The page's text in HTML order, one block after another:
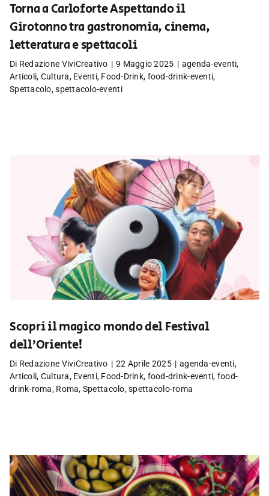
Torna a Carloforte Aspettando il
Girotonno tra gastronomia, cinema,
letteratura e spettacoli
Di Redazione ViviCreativo | 9 Maggio 2025 | agenda-eventi,
Articoli, Cultura, Eventi, Food-Drink, food-drink-eventi,
Spettacolo,spettacolo-eventi
Scopri il magico mondo del Festival
dell’Oriente!
Di Redazione ViviCreativo | 22 Aprile 2025 | agenda-eventi,
Articoli, Cultura, Eventi, Food-Drink, food-drink-eventi, food-
drink-roma, Roma, Spettacolo,spettacolo-roma